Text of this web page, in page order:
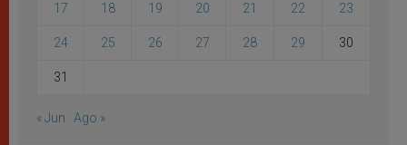
17 18 19 20 21 22 23
24 25 26 27 28 29 30
31
« Jun Ago »